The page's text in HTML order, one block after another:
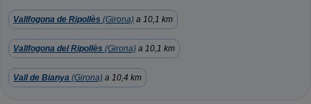
Vallfogona de Ripollès (Girona) a 10,1 km
Vallfogona del Ripollès (Girona) a 10,1 km
Vall de Bianya (Girona) a 10,4 km